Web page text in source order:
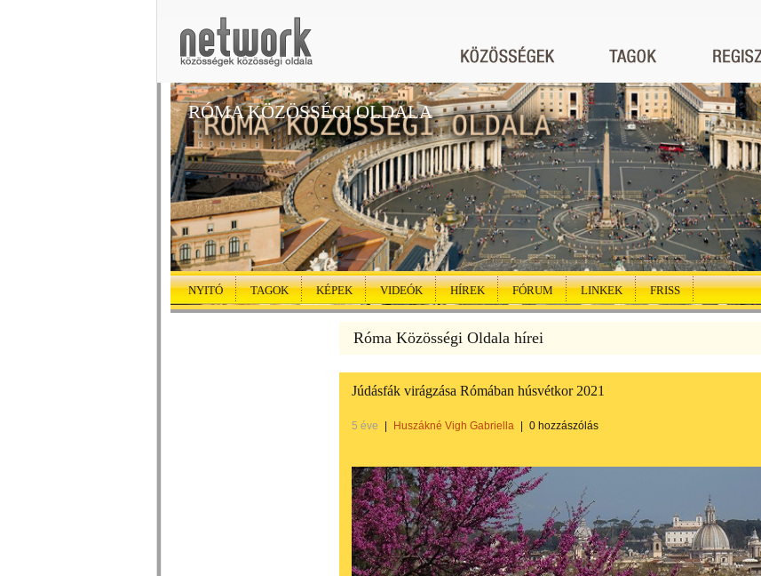
RÓMA KÖZÖSSÉGI OLDALA
NYITÓ TAGOK KÉPEK VIDEÓK HÍREK FÓRUM LINKEK FRISS
Róma Közösségi Oldala hírei
Júdásfák virágzása Rómában húsvétkor 2021
5 éve Huszákné Vigh Gabriella 0 hozzászólás